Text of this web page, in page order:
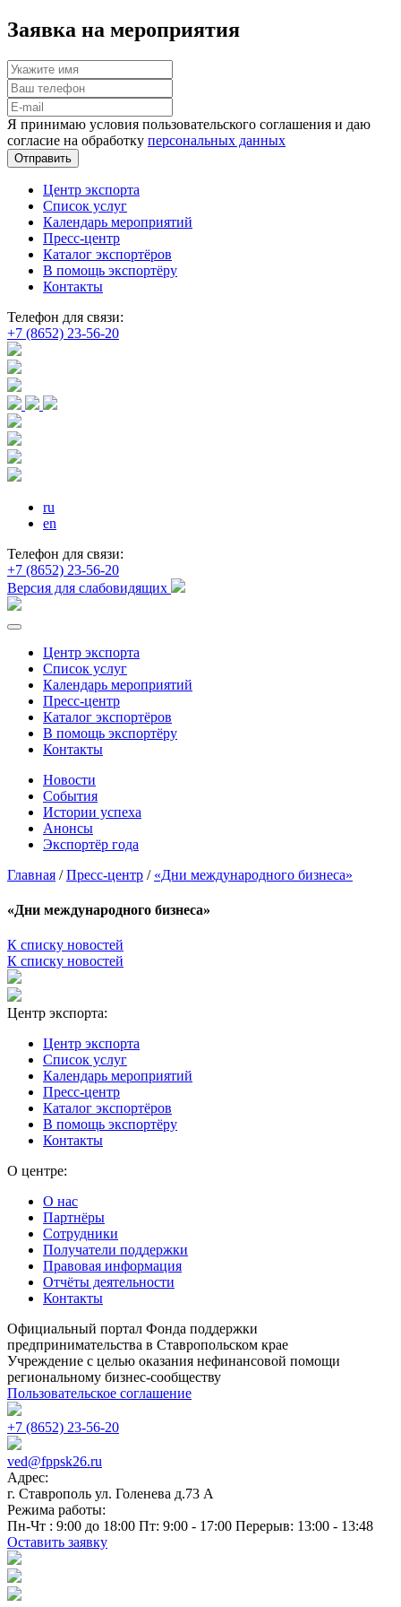
Заявка на мероприятия
Я принимаю условия пользовательского соглашения и даю
согласие на обработку персональных данных
Отправить
Центр экспорта
Список услуг
Календарь мероприятий
Пресс-центр
Каталог экспортёров
В помощь экспортёру
Контакты
Телефон для связи:
+7 (8652) 23-56-20
ru
en
Телефон для связи:
+7 (8652) 23-56-20
Версия для слабовидящих
Центр экспорта
Список услуг
Календарь мероприятий
Пресс-центр
Каталог экспортёров
В помощь экспортёру
Контакты
Новости
События
Истории успеха
Анонсы
Экспортёр года
Главная /Пресс-центр / «Дни международного бизнеса»
«Дни международного бизнеса»
К списку новостей
К списку новостей
Центр экспорта:
Центр экспорта
Список услуг
Календарь мероприятий
Пресс-центр
Каталог экспортёров
В помощь экспортёру
Контакты
О центре:
О нас
Партнёры
Сотрудники
Получатели поддержки
Правовая информация
Отчёты деятельности
Контакты
Официальный портал Фонда поддержки
предпринимательства в Ставропольском крае
Учреждение с целью оказания нефинансовой помощи
региональному бизнес-сообществу
Пользовательское соглашение
+7 (8652) 23-56-20
ved@fppsk26.ru
Адрес:
г. Ставрополь ул. Голенева д.73 A
Режима работы:
Пн-Чт : 9:00 до 18:00 Пт: 9:00 - 17:00 Перерыв: 13:00 - 13:48
Оставить заявку